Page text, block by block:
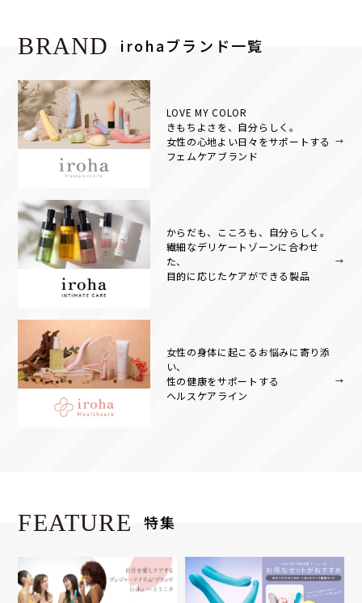
BRAND irohaブランド一覧
LOVE MY COLOR
きもちよさを、自分らしく。
女性の心地よい日々をサポートする
フェムケアブランド
からだも、こころも、⾃分らしく。
繊細なデリケートゾーンに合わせ
た、
目的に応じたケアができる製品
女性の身体に起こるお悩みに寄り添
い、
性の健康をサポートする
ヘルスケアライン
FEATURE 特集